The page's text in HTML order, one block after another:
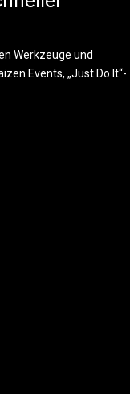
Werkzeuge und
Events, „Just Do It“-